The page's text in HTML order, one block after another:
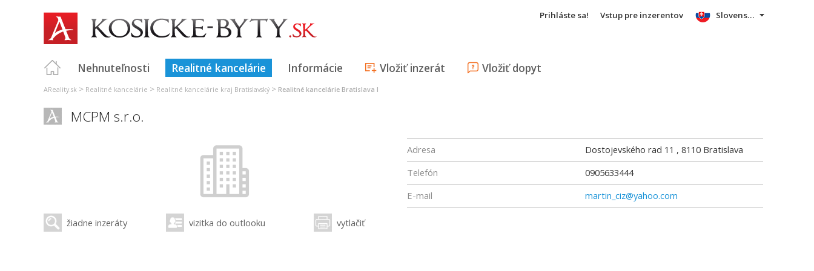
Prihláste sa! Vstup pre inzerentov
Nehnuteľnosti Realitné kancelárie Informácie Vložiť inzerát Vložiť dopyt
Slovensky
AReality.sk > Realitné kancelárie > Realitné kancelárie kraj Bratislavský > Realitné kancelárie Bratislava I
MCPM s.r.o.
žiadne inzeráty vizitka do outlooku vytlačiť
Adresa Dostojevského rad 11 , 8110 Bratislava
Telefón
0905633444
E-mail
martin_ciz@yahoo.com